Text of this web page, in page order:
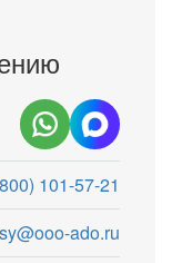
101-57-21
ado.ru